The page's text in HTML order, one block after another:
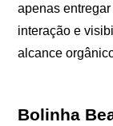
apenas
interação e
alcance
Bolinha